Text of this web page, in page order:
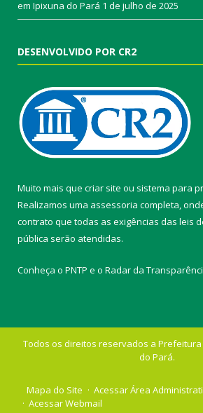
em Ipixuna do Pará 1 de julho de 2025
DESENVOLVIDO POR CR2
Muito mais que criar site ou sistema para
Realizamos uma assessoria completa,
contrato que todas as exigências das leis
pública serão atendidas.
Conheça o PNTP e o Radar da
Todos os direitos reservados a
do Pará.
Mapa do Site
Acessar Área
Acessar Webmail